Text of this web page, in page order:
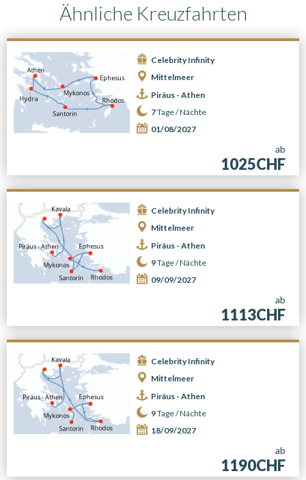
Ähnliche Kreuzfahrten
Celebrity Infinity
Mittelmeer
Piräus - Athen
7Tage /Nächte
01/08/2027
ab
1025CHF
Celebrity Infinity
Mittelmeer
Piräus - Athen
9Tage /Nächte
09/09/2027
ab
1113CHF
Celebrity Infinity
Mittelmeer
Piräus - Athen
9Tage /Nächte
18/09/2027
ab
1190CHF